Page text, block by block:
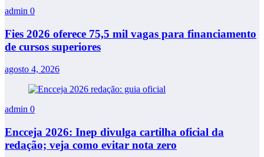
admin 0
Fies 2026 oferece 75,5 mil vagas para financiamento
de cursos superiores
agosto 4, 2026
admin 0
Encceja 2026: Inep divulga cartilha oficial da
redação; veja como evitar nota zero